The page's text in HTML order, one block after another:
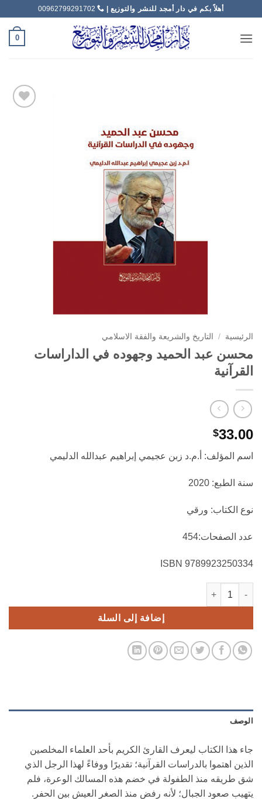
أهلاً بكم في دار أمجد للنشر والتوزيع | 00962799291702
0
الرئيسية / التاريخ والشريعة والفقة الاسلامي
محسن عبد الحميد وجهوده في الداراسات
القرآنية
$33.00
اسم المؤلف: أ.م.د زبن عجيمي إبراهيم عبدالله الدليمي
سنة الطبع: 2020
نوع الكتاب: ورقي
عدد الصفحات:454
9789923250334 ISBN
كمية محسن عبد الحميد وجهوده في الداراسات القرآنية
إضافة إلى السلة
الوصف
جاء هذا الكتاب ليعرف القارئ الكريم بأحد العلماء المخلصين
الذين اهتموا بالدراسات القرآنية؛ تقديرًا ووفاءً لهذا الرجل الذي
شق طريقه منذ الطفولة في خضم هذه المسالك الوعرة، فلم
يتهيب صعود الجبال؛ لأنه رفض منذ الصغر العيش بين الحفر.